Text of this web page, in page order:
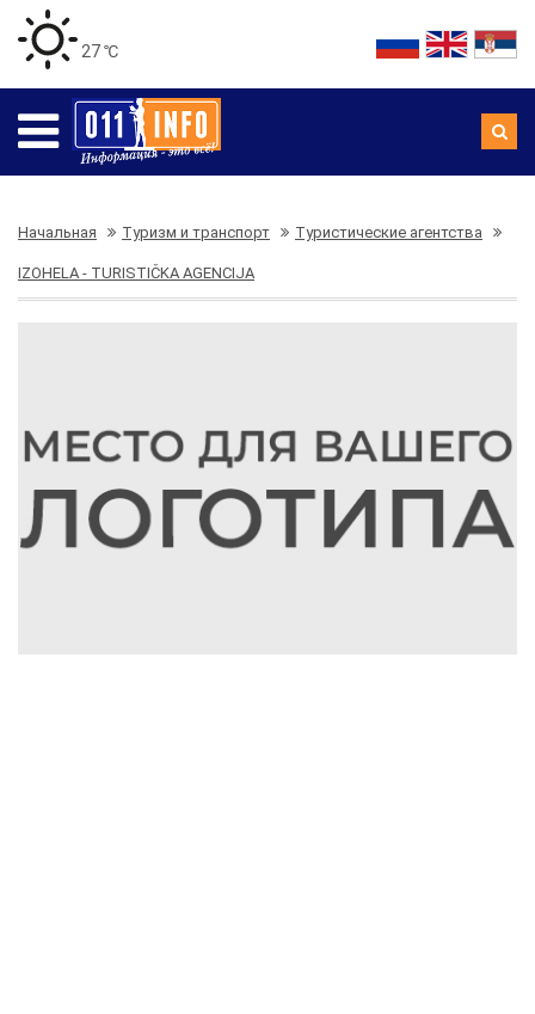
27 ℃
Начальная Туризм и транспорт Туристические агентства
IZOHELA - TURISTIČKA AGENCIJA